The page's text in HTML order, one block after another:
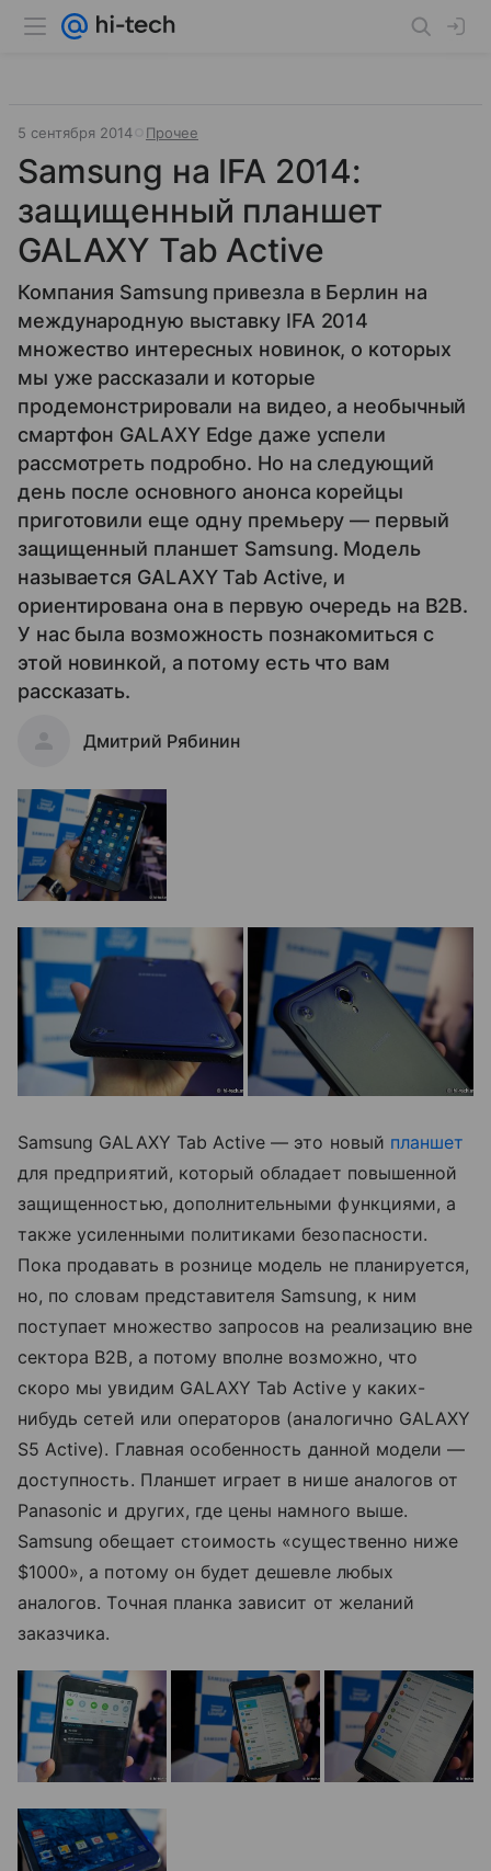
5 сентября 2014 Прочее
Samsung на IFA 2014:
защищенный планшет
GALAXY Tab Active
Компания Samsung привезла в Берлин на
международную выставку IFA 2014
множество интересных новинок, о которых
мы уже рассказали и которые
продемонстрировали на видео, а необычный
смартфон GALAXY Edge даже успели
рассмотреть подробно. Но на следующий
день после основного анонса корейцы
приготовили еще одну премьеру — первый
защищенный планшет Samsung. Модель
называется GALAXY Tab Active, и
ориентирована она в первую очередь на B2B.
У нас была возможность познакомиться с
этой новинкой, а потому есть что вам
рассказать.
Дмитрий Рябинин
Samsung GALAXY Tab Active — это новый планшет
для предприятий, который обладает повышенной
защищенностью, дополнительными функциями, а
также усиленными политиками безопасности.
Пока продавать в рознице модель не планируется,
но, по словам представителя Samsung, к ним
поступает множество запросов на реализацию вне
сектора B2B, а потому вполне возможно, что
скоро мы увидим GALAXY Tab Activе у каких-
нибудь сетей или операторов (аналогично GALAXY
S5 Active). Главная особенность данной модели —
доступность. Планшет играет в нише аналогов от
Panasonic и других, где цены намного выше.
Samsung обещает стоимость «существенно ниже
$1000», а потому он будет дешевле любых
аналогов. Точная планка зависит от желаний
заказчика.